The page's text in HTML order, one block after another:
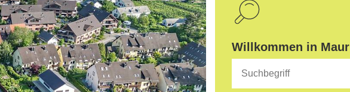
Suche
Willkommen in Maur